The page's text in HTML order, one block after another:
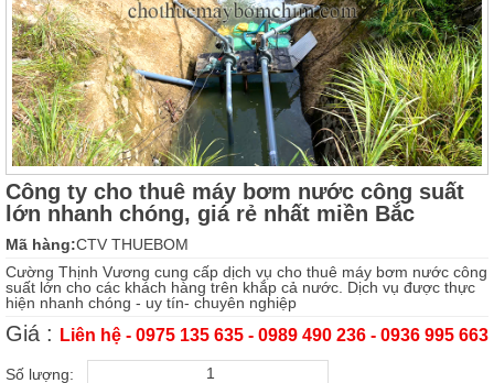
Công ty cho thuê máy bơm nước công suất
lớn nhanh chóng, giá rẻ nhất miền Bắc
Mã hàng:CTV THUEBOM
Cường Thịnh Vương cung cấp dịch vụ cho thuê máy bơm nước công
suất lớn cho các khách hàng trên khắp cả nước. Dịch vụ được thực
hiện nhanh chóng - uy tín- chuyên nghiệp
Giá : Liên hệ - 0975 135 635 - 0989 490 236 - 0936 995 663
Số lượng: